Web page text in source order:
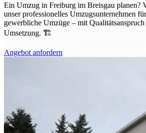
Ein Umzug in Freiburg im Breisgau planen?
unser professionelles Umzugsunternehmen
gewerbliche Umzüge – mit
Umsetzung. 🏗️
Angebot anfordern